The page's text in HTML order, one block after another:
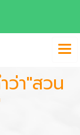
ว่า"สวน